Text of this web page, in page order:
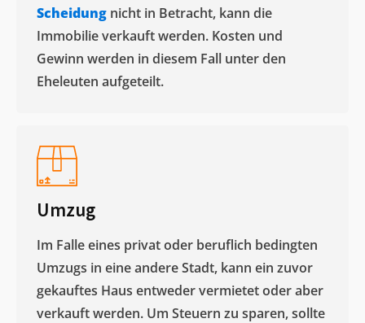
Scheidung nicht in Betracht, kann die
Immobilie verkauft werden. Kosten und
Gewinn werden in diesem Fall unter den
Eheleuten aufgeteilt.​
Umzug
Im Falle eines privat oder beruflich bedingten
Umzugs in eine andere Stadt, kann ein zuvor
gekauftes Haus entweder vermietet oder aber
verkauft werden. Um Steuern zu sparen, sollte